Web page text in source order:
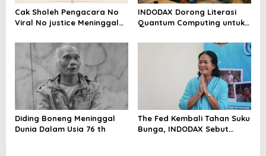
Cak Sholeh Pengacara No
Viral No justice Meninggal
INDODAX Dorong Literasi
Quantum Computing untuk
Blockchain
Diding Boneng Meninggal
Dunia Dalam Usia 76 th
The Fed Kembali Tahan Suku
Bunga, INDODAX Sebut